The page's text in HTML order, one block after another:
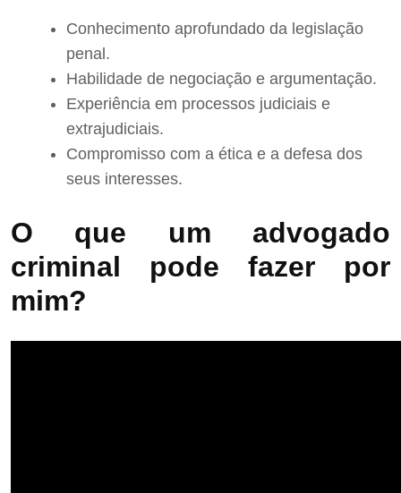
Conhecimento aprofundado da legislação
penal.
Habilidade de negociação e argumentação.
Experiência em processos judiciais e
extrajudiciais.
Compromisso com a ética e a defesa dos
seus interesses.
O que um advogado
criminal pode fazer por
mim?